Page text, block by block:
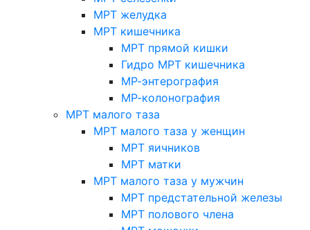
МРТ желудка
МРТ кишечника
МРТ прямой кишки
Гидро МРТ кишечника
МР-энтерография
МР-колонография
МРТ малого таза
МРТ малого таза у женщин
МРТ яичников
МРТ матки
МРТ малого таза у мужчин
МРТ предстательной железы
МРТ полового члена